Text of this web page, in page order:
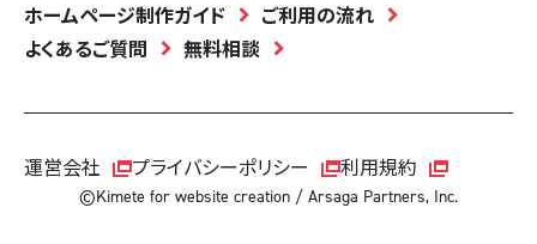
ホームページ制作ガイド
ご利用の流れ
よくあるご質問
無料相談
運営会社 プライバシーポリシー 利用規約
©Kimete for website creation / Arsaga Partners, Inc.